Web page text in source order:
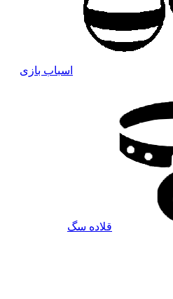
اسباب بازی
قلاده سگ